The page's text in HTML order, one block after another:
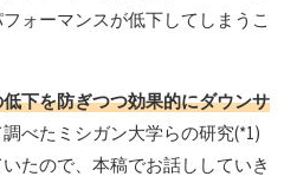
ォーマンスが低下してしまうこ
下を防ぎつつ効果的にダウンサ
べたミシガン大学らの研究(*1)
たので、本稿でお話ししていき